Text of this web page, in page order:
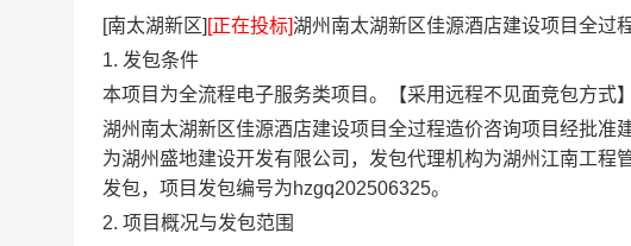
[南太湖新区] [正在投标]湖州南太湖新区佳源酒店建设项目全过
1. 发包条件
本项目为全流程电子服务类项目。
【采用远程不见面竞包方式】
湖州南太湖新区佳源酒店建设项目全过程造价咨询项目经批准
为湖州盛地建设开发有限公司 ，发包代理机构为湖州江南工程
发包，项目发包编号为hzgq202506325。
2. 项目概况与发包范围